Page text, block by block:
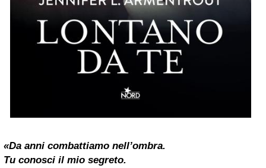
«Da anni combattiamo nell’ombra.
Tu conosci il mio segreto.